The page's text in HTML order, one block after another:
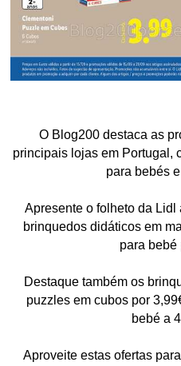
O Blog200 destaca as
principais lojas em Portugal,
para bebés
Apresente o folheto da
brinquedos didáticos em
para bebé
Destaque também os
puzzles em cubos por
bebé a
Aproveite estas ofertas